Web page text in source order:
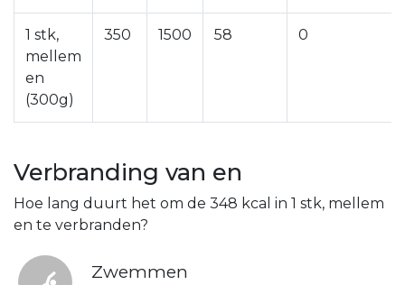
1 stk,
mellem
en
(300g)
350 1500 58 0
Verbranding van en
Hoe lang duurt het om de 348 kcal in 1 stk, mellem
en te verbranden?
Zwemmen